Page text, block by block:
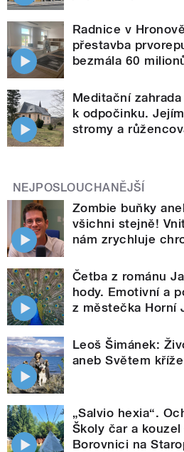
Radnice v
přestavba
bezmála 60
Meditační
k odpočinku.
stromy a
NEJPOSLOUCHANĚJŠÍ
Zombie buňky
všichni stejně!
nám zrychluje
Četba z románu
hody. Emotivní a
z městečka Horní
Leoš Šimánek:
aneb Světem
„Salvio hexia“.
Školy čar a
Borovnici na